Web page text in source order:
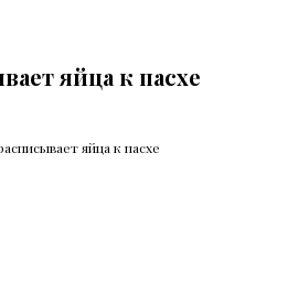
яйца к пасхе
яйца к пасхе